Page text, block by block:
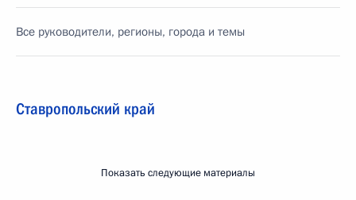
Все руководители, регионы, города и темы
Ставропольский край
Показать следующие материалы